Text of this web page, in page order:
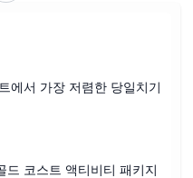
에서 가장 저렴한 당일치기
드 코스트 액티비티 패키지